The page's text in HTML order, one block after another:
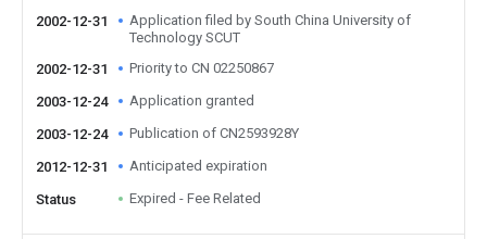
2002-12-31
Application filed by South China University of
Technology SCUT
2002-12-31
Priority to CN 02250867
2003-12-24 Application granted
2003-12-24 Publication of CN2593928Y
2012-12-31 Anticipated expiration
Status Expired - Fee Related